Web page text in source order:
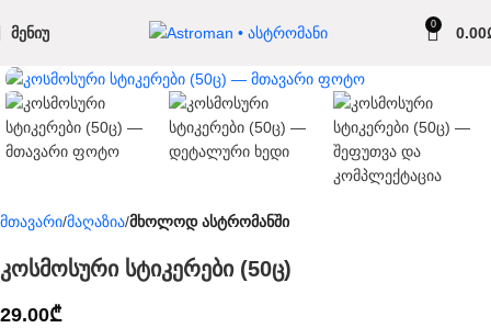
ᲛᲔᲜᲘᲣ 0 0.00
მთავარი მაღაზია მხოლოდ ასტრომანში
კოსმოსური სტიკერები (50ც)
29.00₾